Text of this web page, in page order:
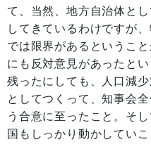
て、当然、地方自治体と
してきているわけですが
では限界があるというこ
にも反対意見があったと
残ったにしても、人口減
としてつくって、知事会
う合意に至ったこと。そ
国もしっかり動かしてい